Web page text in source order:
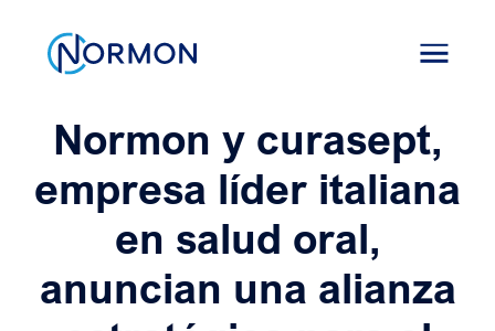
content
Normon y curasept,
empresa líder italiana
en salud oral,
anuncian una alianza